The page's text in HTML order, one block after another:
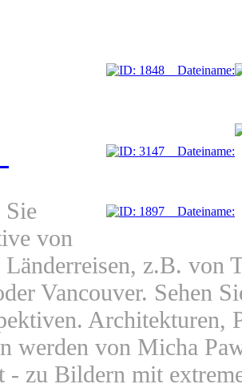
von
Länderreisen, z.B. von
Vancouver. Sehen
Architekturen,
werden von Micha
- zu Bildern mit